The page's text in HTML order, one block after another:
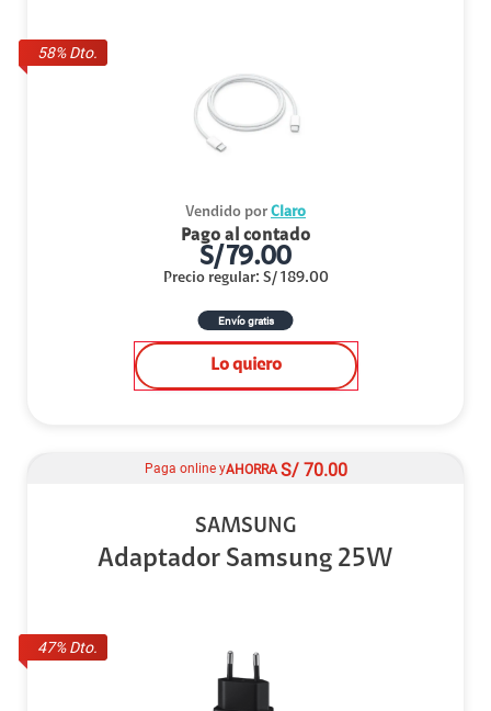
58% Dto.
Vendido por Claro
Pago al contado
S/79.00
Precio regular: S/ 189.00
Envío gratis
Lo quiero
47% Dto.
Paga online yAHORRA S/ 70.00
SAMSUNG
Adaptador Samsung 25W